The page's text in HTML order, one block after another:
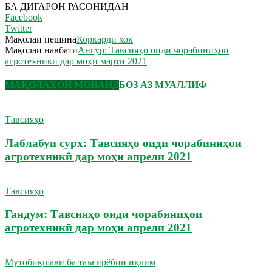
БА ДИГАРОН РАСОНИДАН
Facebook
Twitter
Мақолаи пешинаКоркарди хок
Мақолаи навбатӣАнгур: Тавсияҳо оиди чорабиниҳои
агротехникӣ дар моҳи марти 2021
МАҚОЛАҲОИ МОНАНДБОЗ АЗ МУАЛЛИФ
Тавсияҳо
Лаблабуи сурх: Тавсияҳо оиди чорабиниҳои
агротехникӣ дар моҳи апрели 2021
Тавсияҳо
Гандум: Тавсияҳо оиди чорабиниҳои
агротехникӣ дар моҳи апрели 2021
Мутобиқшавӣ ба таъғирёбии иқлим